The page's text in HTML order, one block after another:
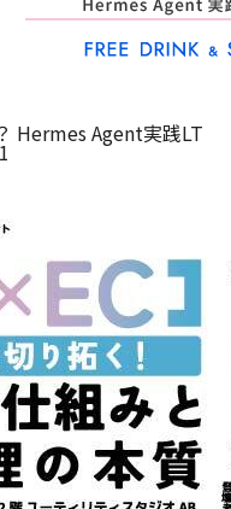
Hermes Agent実践LT